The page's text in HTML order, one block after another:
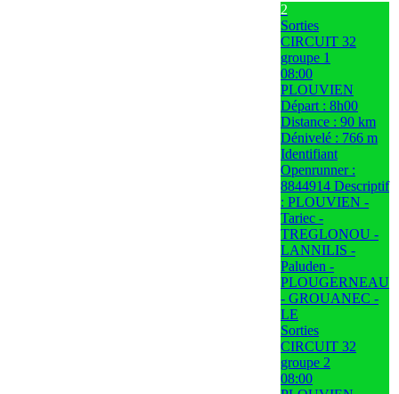
2
Sorties
CIRCUIT 32
groupe 1
08:00
PLOUVIEN
Départ : 8h00
Distance : 90 km
Dénivelé : 766 m
Identifiant
Openrunner :
8844914 Descriptif
: PLOUVIEN -
Tariec -
TREGLONOU -
LANNILIS -
Paluden -
PLOUGERNEAU
- GROUANEC -
LE
Sorties
CIRCUIT 32
groupe 2
08:00